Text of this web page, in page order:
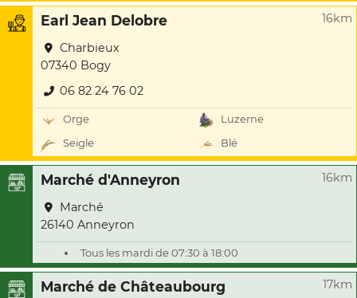
Earl Jean Delobre 16km
Charbieux
07340 Bogy
06 82 24 76 02
Orge
Luzerne
Seigle
Blé
Marché d'Anneyron 16km
Marché
26140 Anneyron
Tous les mardi de 07:30 à 18:00
Marché de Châteaubourg 17km